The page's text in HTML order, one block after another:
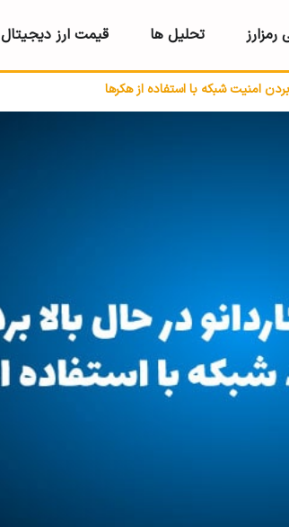
رمزارز تحلیل ها قیمت ارز دیجیتال
امنیت شبکه با استفاده از هکرها